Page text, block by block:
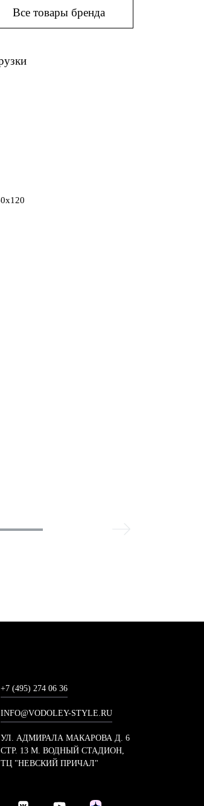
Все товары бренда
+7 (495) 274 06 36
INFO@VODOLEY-STYLE.RU
УЛ. АДМИРАЛА МАКАРОВА Д. 6
СТР. 13 М. ВОДНЫЙ СТАДИОН,
ТЦ "НЕВСКИЙ ПРИЧАЛ"